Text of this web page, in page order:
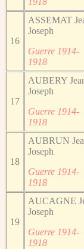
16
ASSEMAT
Joseph
Guerre 1914-
1918
17
AUBERY
Joseph
Guerre 1914-
1918
18
AUBRUN
Joseph
Guerre 1914-
1918
19
AUCAGNE
Joseph
Guerre 1914-
1918